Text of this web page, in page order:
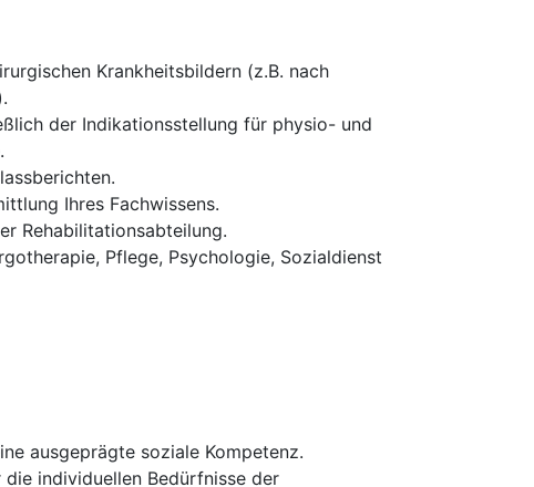
Krankheitsbildern (z.B. nach
der Indikationsstellung für physio- und
Ihres Fachwissens.
Rehabilitationsabteilung.
Pflege, Psychologie, Sozialdienst
ausgeprägte soziale Kompetenz.
individuellen Bedürfnisse der